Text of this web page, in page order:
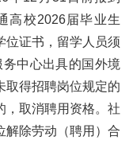
高校2026届毕业生
位证书，留学人员须
中心出具的国外境
取得招聘岗位规定的
，取消聘用资格。社
解除劳动（聘用）合